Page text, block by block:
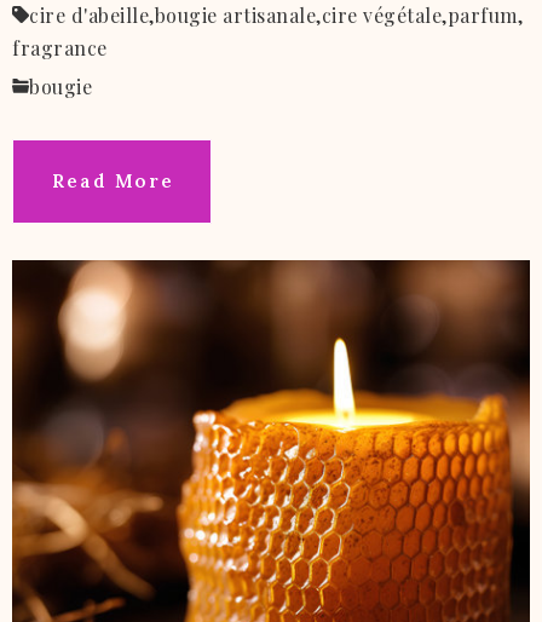
cire d'abeille,bougie artisanale,cire végétale,parfum,
fragrance
bougie
Read More